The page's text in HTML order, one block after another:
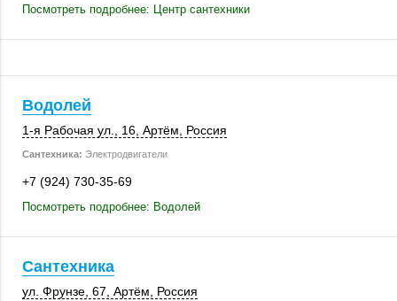
Посмотреть подробнее: Центр сантехники
Водолей
1-я Рабочая ул., 16 Артём Россия
Сантехника: Электродвигатели
+7 (924) 730-35-69
Посмотреть подробнее: Водолей
Сантехника
ул. Фрунзе, 67 Артём Россия